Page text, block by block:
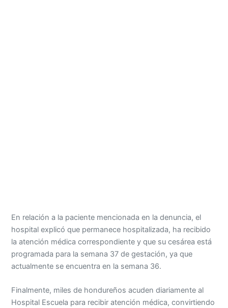
En relación a la paciente mencionada en la denuncia, el
hospital explicó que permanece hospitalizada, ha recibido
la atención médica correspondiente y que su cesárea está
programada para la semana 37 de gestación, ya que
actualmente se encuentra en la semana 36.
Finalmente, miles de hondureños acuden diariamente al
Hospital Escuela para recibir atención médica, convirtiendo